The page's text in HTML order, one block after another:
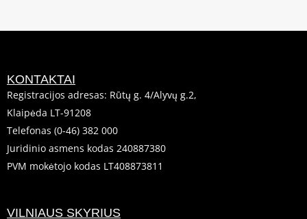
KONTAKTAI
Registracijos adresas: Rūtų g. 4/Alyvų g.2,
Klaipėda LT-91208
Telefonas (0-46) 382 000
Juridinio asmens kodas 240887380
PVM mokėtojo kodas LT408873811
VILNIAUS SKYRIUS